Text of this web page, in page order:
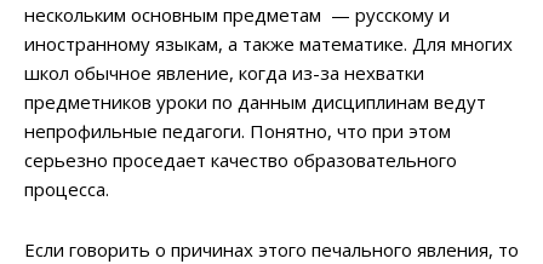
нескольким основным предметам — русскому и
иностранному языкам, а также математике. Для многих
школ обычное явление, когда из-за нехватки
предметников уроки по данным дисциплинам ведут
непрофильные педагоги. Понятно, что при этом
серьезно проседает качество образовательного
процесса.
Если говорить о причинах этого печального явления, то